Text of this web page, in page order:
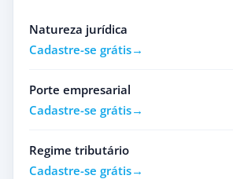
Natureza jurídica
Cadastre-se grátis
Porte empresarial
Cadastre-se grátis
Regime tributário
Cadastre-se grátis